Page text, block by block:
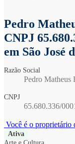
Pedro
CNPJ
em São José
Razão Social
Pedro Matheus
CNPJ
65.680.336/
Você é o proprietário
Ativa